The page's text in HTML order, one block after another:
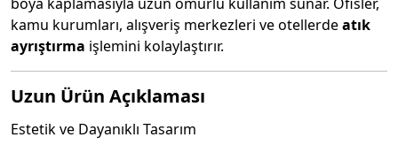
kamu kurumları, alışveriş merkezleri ve otellerdeatık
ayrıştırma işlemini kolaylaştırır.
Uzun Ürün Açıklaması
Estetik ve Dayanıklı Tasarım